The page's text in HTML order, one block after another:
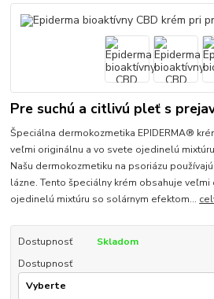
Pre suchú a citlivú pleť s
Špeciálna dermokozmetika EPIDERMA®
veľmi originálnu a vo svete ojedinelú
Našu dermokozmetiku na psoriázu
lázne. Tento špeciálny krém obsahuje
ojedinelú mixtúru so solárnym efektom...
Dostupnosť
Skladom
Dostupnosť